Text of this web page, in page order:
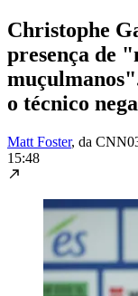
Christophe
presença de
o técnico
Matt Foster, da CNN
15:48